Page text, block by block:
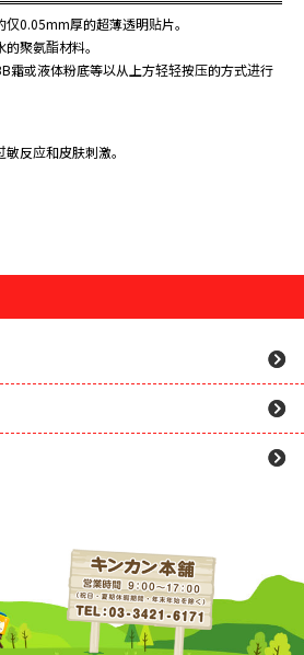
0.05mm厚的超薄透明贴片。
聚氨酯材料。
霜或液体粉底等以从上方轻轻按压的方式进行
反应和皮肤刺激。